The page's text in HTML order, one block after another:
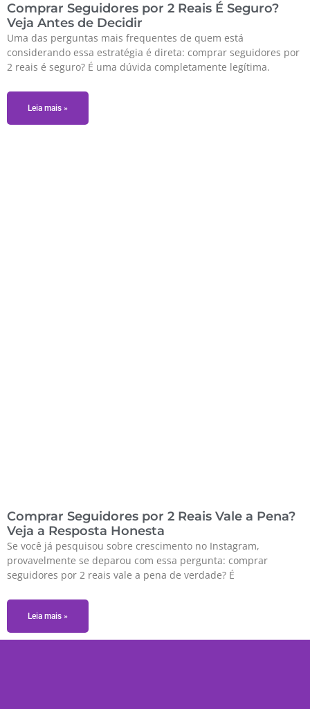
Comprar Seguidores por 2 Reais É Seguro?
Veja Antes de Decidir
Uma das perguntas mais frequentes de quem está
considerando essa estratégia é direta: comprar seguidores por
2 reais é seguro? É uma dúvida completamente legítima.
Leia mais »
Comprar Seguidores por 2 Reais Vale a Pena?
Veja a Resposta Honesta
Se você já pesquisou sobre crescimento no Instagram,
provavelmente se deparou com essa pergunta: comprar
seguidores por 2 reais vale a pena de verdade? É
Leia mais »